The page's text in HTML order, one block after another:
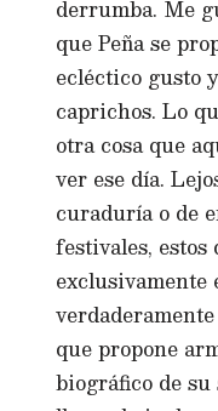
derrumba. Me
que Peña se
ecléctico gusto
caprichos. Lo
otra cosa que
ver ese día.
curaduría o de
festivales, estos
que propone
biográfico de